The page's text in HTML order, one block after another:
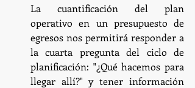
La cuantificación del plan
operativo en un presupuesto de
egresos nos permitirá responder a
la cuarta pregunta del ciclo de
planificación: "¿Qué hacemos para
llegar allí?" y tener información